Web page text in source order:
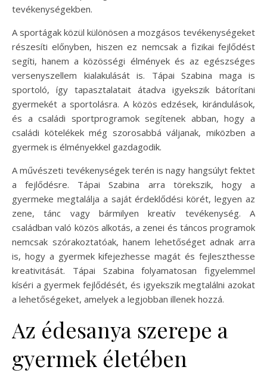
tevékenységekben.
A sportágak közül különösen a mozgásos tevékenységeket
részesíti előnyben, hiszen ez nemcsak a fizikai fejlődést
segíti, hanem a közösségi élmények és az egészséges
versenyszellem kialakulását is. Tápai Szabina maga is
sportoló, így tapasztalatait átadva igyekszik bátorítani
gyermekét a sportolásra. A közös edzések, kirándulások,
és a családi sportprogramok segítenek abban, hogy a
családi kötelékek még szorosabbá váljanak, miközben a
gyermek is élményekkel gazdagodik.
A művészeti tevékenységek terén is nagy hangsúlyt fektet
a fejlődésre. Tápai Szabina arra törekszik, hogy a
gyermeke megtalálja a saját érdeklődési körét, legyen az
zene, tánc vagy bármilyen kreatív tevékenység. A
családban való közös alkotás, a zenei és táncos programok
nemcsak szórakoztatóak, hanem lehetőséget adnak arra
is, hogy a gyermek kifejezhesse magát és fejleszthesse
kreativitását. Tápai Szabina folyamatosan figyelemmel
kíséri a gyermek fejlődését, és igyekszik megtalálni azokat
a lehetőségeket, amelyek a legjobban illenek hozzá.
Az édesanya szerepe a
gyermek életében